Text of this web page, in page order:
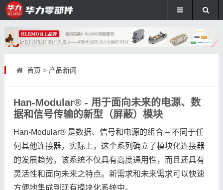
首页 > 产品新闻
Han-Modular® - 用于面向未来的电源、数
据和信号传输的新型（屏蔽）模块
Han-Modular® 是数据、信号和电源的组合 – 不同于任
何其他连接器。实际上，这个系列确立了模块化连接器
的发展趋势。该系统不仅具有高度通用性，而且还具有
灵活性和面向未来之特点。新需求和未来需求可以快速
方便地集成到现有模块化系统中。